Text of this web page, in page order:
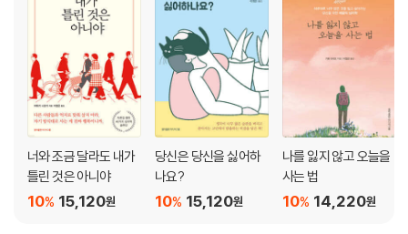
36 나의 사랑에 자신감을 가져라
37 자신을 받아들이고, 이해하고, 용서하라
제7장 그들은 어떻게 자책감에서 해방되었나?
38 아버지와 관계를 회복한 아들 이야기
39 왜 나쁘다고 생각하는 일을 그만두지 못할까?
40 나는 정말 행복해져서는 안 되는 사람일까?
41 사랑하는 사람의 자책감을 어떻게 위로할까?
너와 조금 달라도 내가
틀린 것은 아니야
15,120원
10%
당신은 당신을 싫어하
나요?
15,120원
10%
나를 잃지 않고 오늘을
사는 법
14,220원
10%